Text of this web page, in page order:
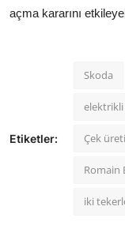
açma kararını
Etiketler:
Skoda
Çek
Romain
iki